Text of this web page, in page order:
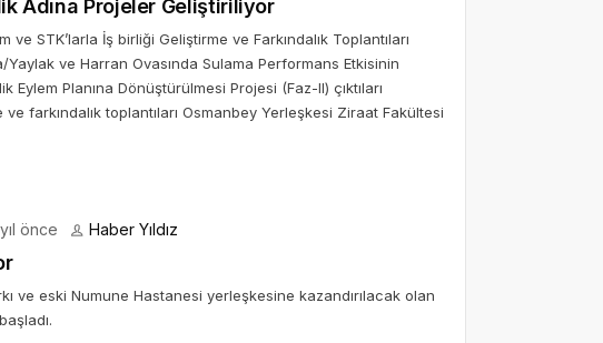
Adına Projeler Geliştiriliyor
STK’larla İş birliği Geliştirme ve Farkındalık Toplantıları
ve Harran Ovasında Sulama Performans Etkisinin
Eylem Planına Dönüştürülmesi Projesi (Faz-II) çıktıları
farkındalık toplantıları Osmanbey Yerleşkesi Ziraat Fakültesi
önce Haber Yıldız
ve eski Numune Hastanesi yerleşkesine kazandırılacak olan